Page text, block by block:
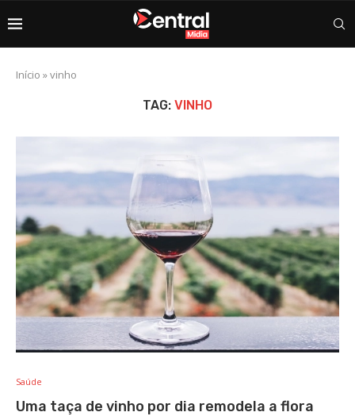
Início »vinho
TAG: VINHO
Saúde
Uma taça de vinho por dia remodela a flora